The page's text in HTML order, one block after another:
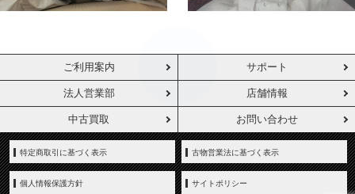
ご利用案内 サポート
法人営業部 店舗情報
中古買取 お問い合わせ
特定商取引に基づく表示 古物営業法に基づく表示
個人情報保護方針 サイトポリシー